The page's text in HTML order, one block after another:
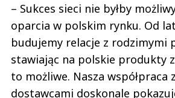
– Sukces sieci nie byłby
oparcia w polskim rynku. Od
budujemy relacje z rodzimymi
stawiając na polskie produkty
to możliwe. Nasza współpraca
dostawcami doskonale